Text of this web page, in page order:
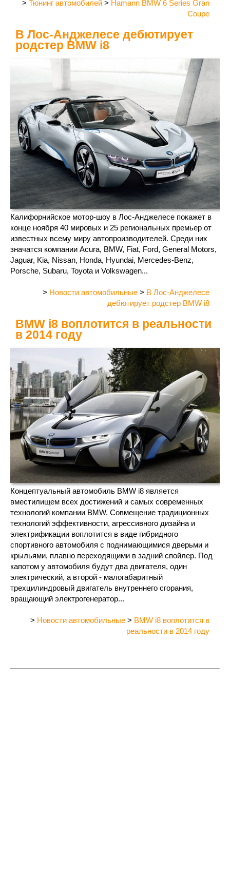
> Тюнинг автомобилей > Hamann BMW 6 Series Gran
Coupe
В Лос-Анджелесе дебютирует
родстер BMW i8
Калифорнийское мотор-шоу в Лос-Анджелесе покажет в
конце ноября 40 мировых и 25 региональных премьер от
известных всему миру автопроизводителей. Среди них
значатся компании Acura, BMW, Fiat, Ford, General Motors,
Jaguar, Kia, Nissan, Honda, Hyundai, Mercedes-Benz,
Porsche, Subaru, Toyota и Volkswagen...
> Новости автомобильные > В Лос-Анджелесе
дебютирует родстер BMW i8
BMW i8 воплотится в реальности
в 2014 году
Концептуальный автомобиль BMW i8 является
вместилищем всех достижений и самых современных
технологий компании BMW. Совмещение традиционных
технологий эффективности, агрессивного дизайна и
электрификации воплотится в виде гибридного
спортивного автомобиля с поднимающимися дверьми и
крыльями, плавно переходящими в задний спойлер. Под
капотом у автомобиля будут два двигателя, один
электрический, а второй - малогабаритный
трехцилиндровый двигатель внутреннего сгорания,
вращающий электрогенератор...
> Новости автомобильные > BMW i8 воплотится в
реальности в 2014 году